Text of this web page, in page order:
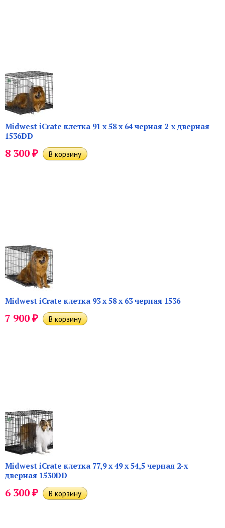
Midwest iCrate клетка 91 х 58 х 64 черная 2-х дверная
1536DD
8 300₽
Midwest iCrate клетка 93 х 58 х 63 черная 1536
7 900₽
Midwest iCrate клетка 77,9 х 49 х 54,5 черная 2-х
дверная 1530DD
6 300₽